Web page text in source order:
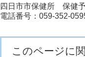
四日市市保健所 保健
電話番号：059-352-
このページに